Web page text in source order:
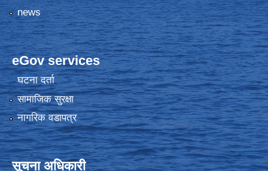
news
eGov services
घटना दर्ता
सामाजिक सुरक्षा
नागरिक वडापत्र
सूचना अधिकारी